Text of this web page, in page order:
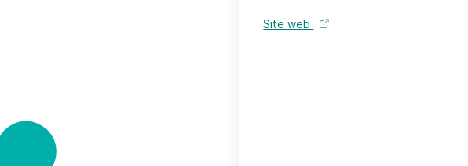
Site web de l'organisme - nouvel onglet